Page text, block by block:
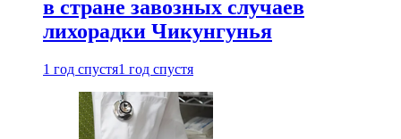
в стране завозных случаев
лихорадки Чикунгунья
1 год спустя1 год спустя